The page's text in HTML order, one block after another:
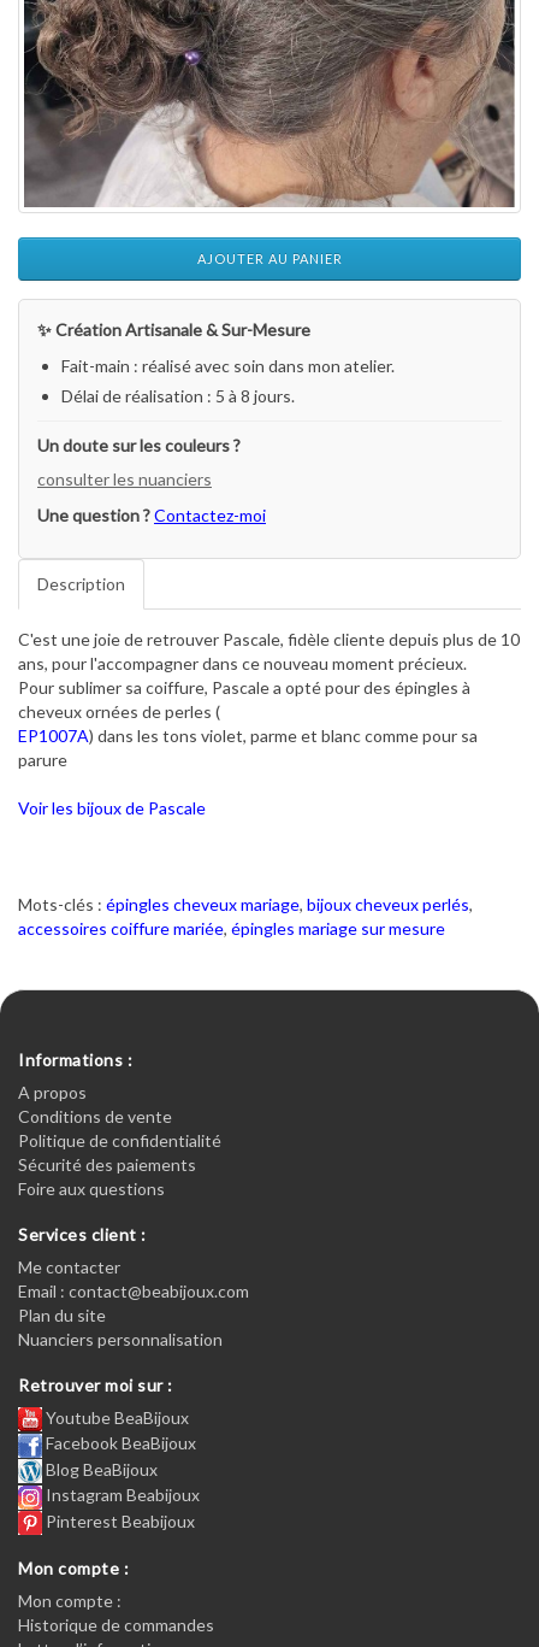
AJOUTER AU PANIER
✨ Création Artisanale & Sur-Mesure
Fait-main : réalisé avec soin dans mon atelier.
Délai de réalisation : 5 à 8 jours.
Un doute sur les couleurs ?
consulter les nuanciers
Une question ?Contactez-moi
Description
C'est une joie de retrouver Pascale, fidèle cliente depuis plus de 10
ans, pour l'accompagner dans ce nouveau moment précieux.
Pour sublimer sa coiffure, Pascale a opté pour des épingles à
cheveux ornées de perles (
EP1007A) dans les tons violet, parme et blanc comme pour sa
parure
Voir les bijoux de Pascale
Mots-clés : épingles cheveux mariage, bijoux cheveux perlés,
accessoires coiffure mariée, épingles mariage sur mesure
Informations :
A propos
Conditions de vente
Politique de confidentialité
Sécurité des paiements
Foire aux questions
Services client :
Me contacter
Email : contact@beabijoux.com
Plan du site
Nuanciers personnalisation
Retrouver moi sur :
Youtube BeaBijoux
Facebook BeaBijoux
Blog BeaBijoux
Instagram Beabijoux
Pinterest Beabijoux
Mon compte :
Mon compte :
Historique de commandes